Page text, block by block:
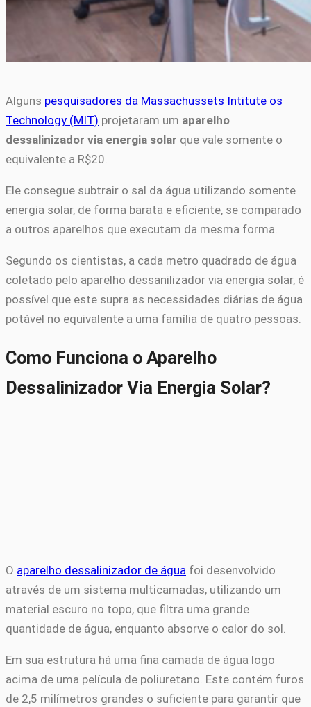
Alguns pesquisadores da Massachussets Intitute os
Technology (MIT) projetaram um aparelho
dessalinizador via energia solar que vale somente o
equivalente a R$20.
Ele consegue subtrair o sal da água utilizando somente
energia solar, de forma barata e eficiente, se comparado
a outros aparelhos que executam da mesma forma.
Segundo os cientistas, a cada metro quadrado de água
coletado pelo aparelho dessanilizador via energia solar, é
possível que este supra as necessidades diárias de água
potável no equivalente a uma família de quatro pessoas.
Como Funciona o Aparelho
Dessalinizador Via Energia Solar?
O aparelho dessalinizador de água foi desenvolvido
através de um sistema multicamadas, utilizando um
material escuro no topo, que filtra uma grande
quantidade de água, enquanto absorve o calor do sol.
Em sua estrutura há uma fina camada de água logo
acima de uma película de poliuretano. Este contém furos
de 2,5 milímetros grandes o suficiente para garantir que